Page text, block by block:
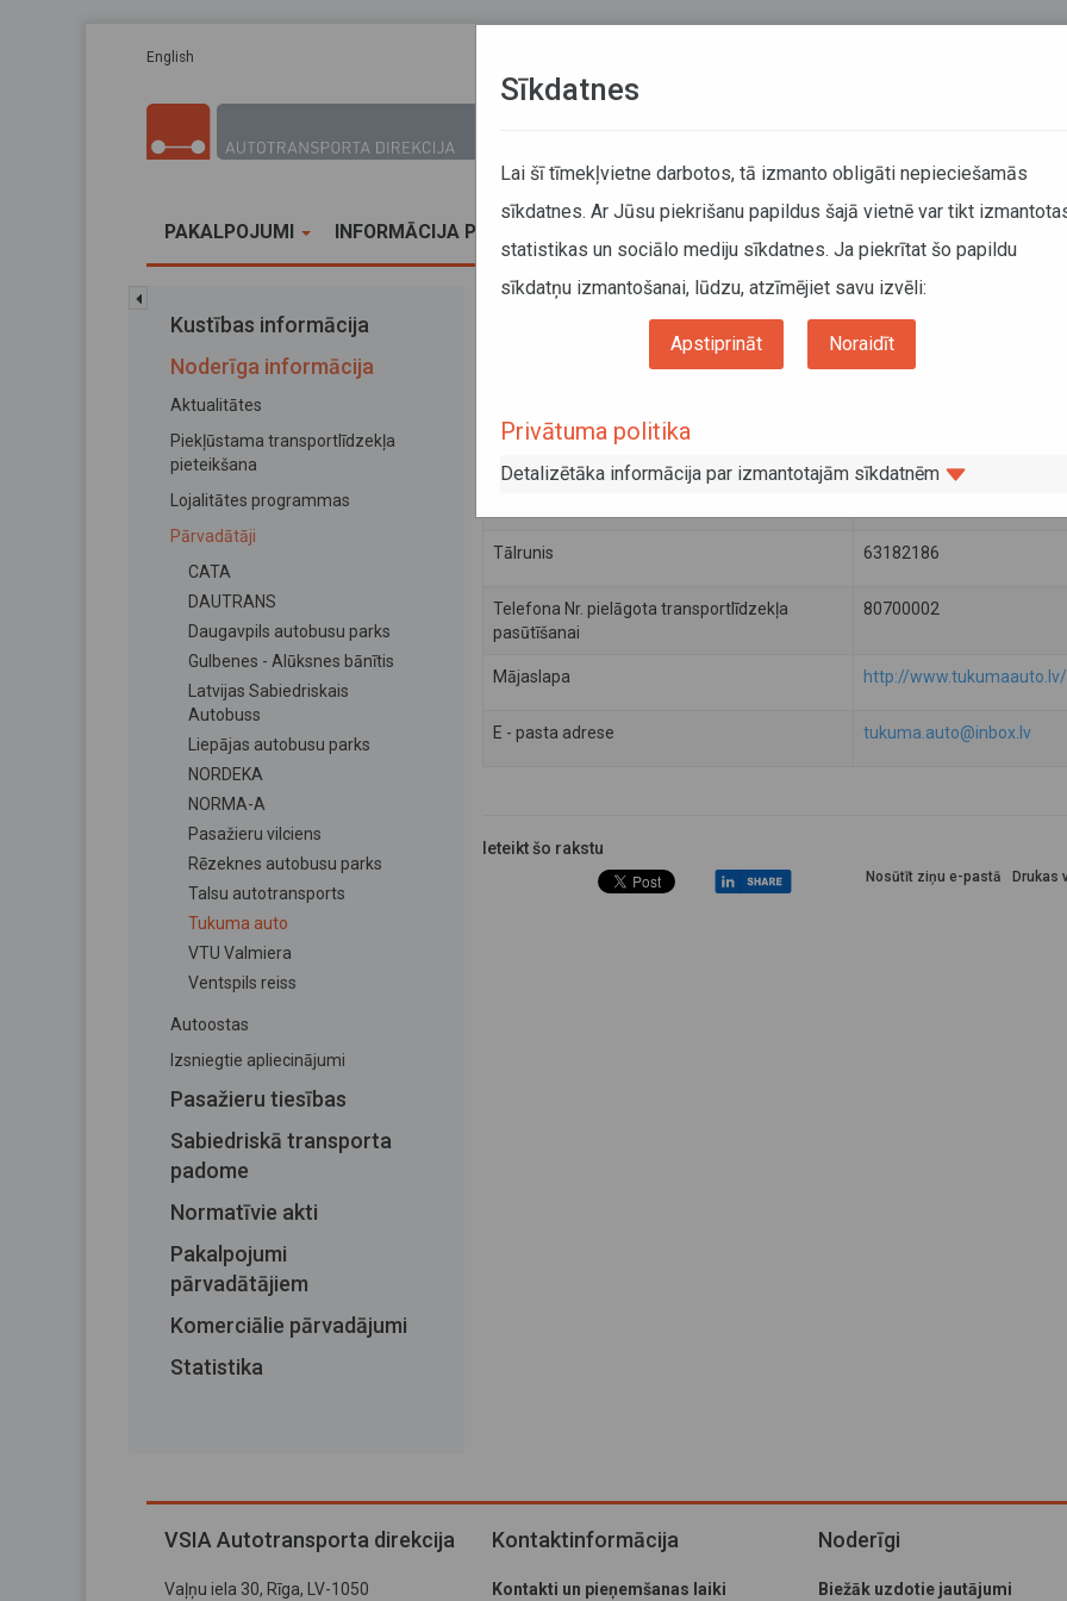
English
PAKALPOJUMI INFORMĀCIJA PĀRVADĀTĀJIEM
Kustības informācija
Noderīga informācija
Aktualitātes
Piekļūstama transportlīdzekļa
pieteikšana
Lojalitātes programmas
Pārvadātāji
CATA
DAUTRANS
Daugavpils autobusu parks
Gulbenes - Alūksnes bānītis
Latvijas Sabiedriskais
Autobuss
Liepājas autobusu parks
NORDEKA
NORMA-A
Pasažieru vilciens
Rēzeknes autobusu parks
Talsu autotransports
Tukuma auto
VTU Valmiera
Ventspils reiss
Autoostas
Izsniegtie apliecinājumi
Pasažieru tiesības
Sabiedriskā transporta
padome
Normatīvie akti
Pakalpojumi
pārvadātājiem
Komerciālie pārvadājumi
Statistika
Tālrunis 63182186
Telefona Nr. pielāgota transportlīdzekļa
pasūtīšanai
80700002
Mājaslapa http://www.tukumaauto.lv/
E - pasta adrese tukuma.auto@inbox.lv
Ieteikt šo rakstu
Drukas
Nosūtīt ziņu e-pastā
VSIA Autotransporta direkcija
Vaļņu iela 30, Rīga, LV-1050
Kontaktinformācija
Kontakti un pieņemšanas laiki
Noderīgi
Biežāk uzdotie jautājumi
Sīkdatnes
Lai šī tīmekļvietne darbotos, tā izmanto obligāti nepieciešamās
sīkdatnes. Ar Jūsu piekrišanu papildus šajā vietnē var tikt
statistikas un sociālo mediju sīkdatnes. Ja piekrītat šo papildu
sīkdatņu izmantošanai, lūdzu, atzīmējiet savu izvēli:
Apstiprināt Noraidīt
Privātuma politika
Detalizētāka informācija par izmantotajām sīkdatnēm